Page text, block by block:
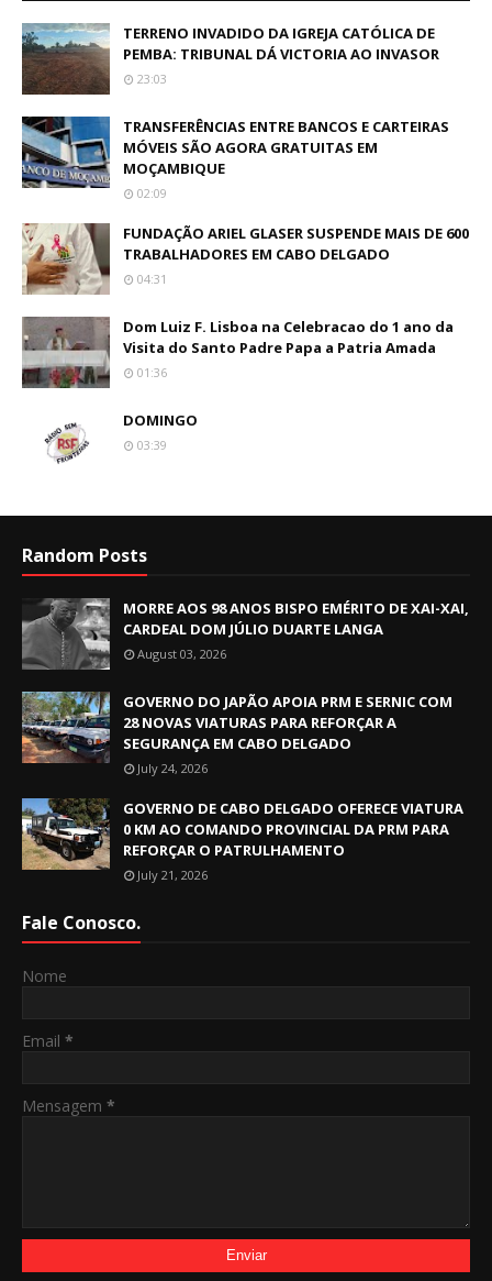
TERRENO INVADIDO DA IGREJA CATÓLICA DE
PEMBA: TRIBUNAL DÁ VICTORIA AO INVASOR
23:03
TRANSFERÊNCIAS ENTRE BANCOS E CARTEIRAS
MÓVEIS SÃO AGORA GRATUITAS EM
MOÇAMBIQUE
02:09
FUNDAÇÃO ARIEL GLASER SUSPENDE MAIS DE 600
TRABALHADORES EM CABO DELGADO
04:31
Dom Luiz F. Lisboa na Celebracao do 1 ano da
Visita do Santo Padre Papa a Patria Amada
01:36
DOMINGO
03:39
Random Posts
MORRE AOS 98 ANOS BISPO EMÉRITO DE XAI-XAI,
CARDEAL DOM JÚLIO DUARTE LANGA
August 03, 2026
GOVERNO DO JAPÃO APOIA PRM E SERNIC COM
28 NOVAS VIATURAS PARA REFORÇAR A
SEGURANÇA EM CABO DELGADO
July 24, 2026
GOVERNO DE CABO DELGADO OFERECE VIATURA
0 KM AO COMANDO PROVINCIAL DA PRM PARA
REFORÇAR O PATRULHAMENTO
July 21, 2026
Fale Conosco.
Nome
Email *
Mensagem *